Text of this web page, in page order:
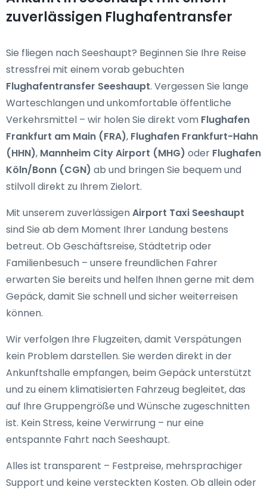
zuverlässigen Flughafentransfer
Sie fliegen nach Seeshaupt? Beginnen Sie Ihre Reise
stressfrei mit einem vorab gebuchten
Flughafentransfer Seeshaupt. Vergessen Sie lange
Warteschlangen und unkomfortable öffentliche
Verkehrsmittel – wir holen Sie direkt vom Flughafen
Frankfurt am Main (FRA), Flughafen Frankfurt-Hahn
(HHN), Mannheim City Airport (MHG) oder Flughafen
Köln/Bonn (CGN) ab und bringen Sie bequem und
stilvoll direkt zu Ihrem Zielort.
Mit unserem zuverlässigenAirport Taxi Seeshaupt
sind Sie ab dem Moment Ihrer Landung bestens
betreut. Ob Geschäftsreise, Städtetrip oder
Familienbesuch – unsere freundlichen Fahrer
erwarten Sie bereits und helfen Ihnen gerne mit dem
Gepäck, damit Sie schnell und sicher weiterreisen
können.
Wir verfolgen Ihre Flugzeiten, damit Verspätungen
kein Problem darstellen. Sie werden direkt in der
Ankunftshalle empfangen, beim Gepäck unterstützt
und zu einem klimatisierten Fahrzeug begleitet, das
auf Ihre Gruppengröße und Wünsche zugeschnitten
ist. Kein Stress, keine Verwirrung – nur eine
entspannte Fahrt nach Seeshaupt.
Alles ist transparent – Festpreise, mehrsprachiger
Support und keine versteckten Kosten. Ob allein oder